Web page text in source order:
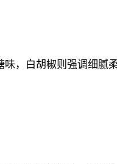
，白胡椒则强调细腻